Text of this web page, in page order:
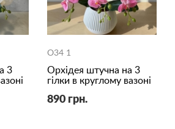
3
O34 1
Орхідея штучна на 3
гілки в круглому вазоні
890 грн.